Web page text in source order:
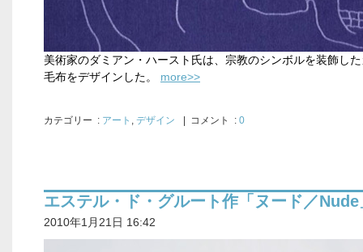
美術家のダミアン・ハースト氏は、宗教のシンボルを装飾し
毛布をデザインした。
more>>
カテゴリー : アート , デザイン | コメント : 0
エステル・ド・グルート作「ヌード／Nude
2010年1月21日 16:42